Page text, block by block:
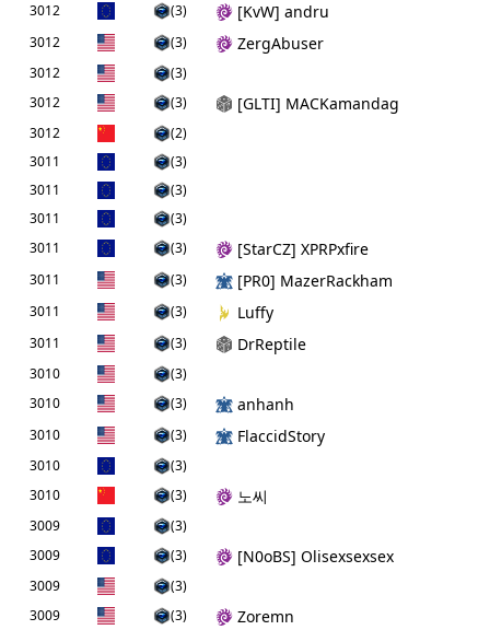
3012 (3) [KvW] andru
3012 (3) ZergAbuser
3012
(3)
3012
(3) [GLTI] MACKamandag
3012
(2)
3011
(3)
3011
(3)
3011
(3)
3011
(3) [StarCZ] XPRPxfire
3011 (3) [PR0] MazerRackham
3011 (3) Luffy
3011 (3) DrReptile
3010
(3)
3010
(3) anhanh
3010 (3) FlaccidStory
3010
(3)
3010
(3) 노씨
3009
(3)
3009
(3) [N0oBS] Olisexsexsex
3009
(3)
3009
(3) Zoremn